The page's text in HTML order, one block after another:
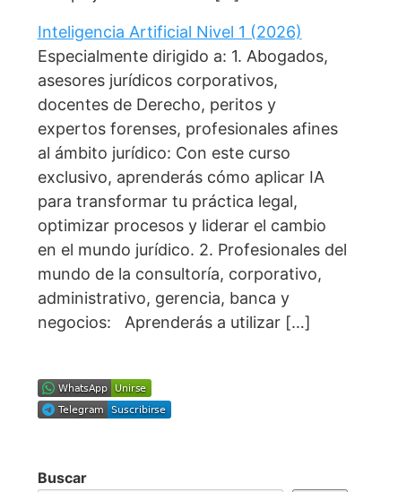
Inteligencia Artificial Nivel 1 (2026)
Especialmente dirigido a: 1. Abogados,
asesores jurídicos corporativos,
docentes de Derecho, peritos y
expertos forenses, profesionales afines
al ámbito jurídico: Con este curso
exclusivo, aprenderás cómo aplicar IA
para transformar tu práctica legal,
optimizar procesos y liderar el cambio
en el mundo jurídico. 2. Profesionales del
mundo de la consultoría, corporativo,
administrativo, gerencia, banca y
negocios: Aprenderás a utilizar […]
Buscar